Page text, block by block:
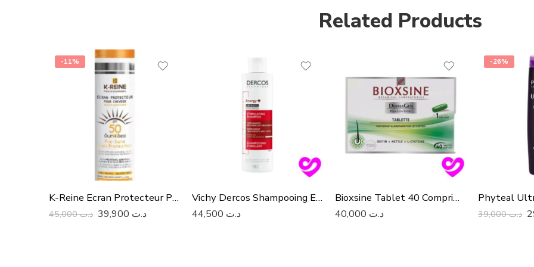
Related Products
-11%
K-Reine Ecran Protecteur Pour Cheveux 200 Ml
د.ت45,000 د.ت
Vichy Dercos Shampooing Energisant Anti Chute 200 Ml
د.ت
Bioxsine Tablet 40 Comprimés
د.ت
-26%
د.ت39,000